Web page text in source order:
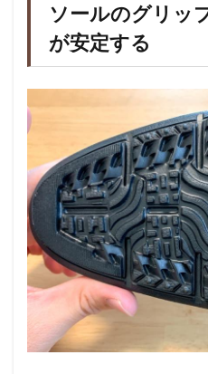
ソールのグリッ
が安定する